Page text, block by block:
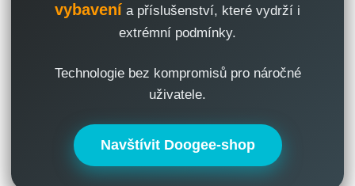
vybavení a příslušenství, které vydrží i
extrémní podmínky.
Technologie bez kompromisů pro náročné
uživatele.
Navštívit Doogee-shop